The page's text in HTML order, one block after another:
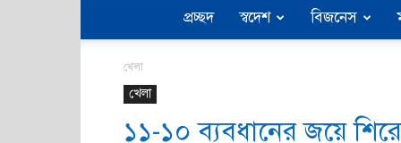
প্রচ্ছদ স্বদেশ বিজনেস
খেলা
খেলা
১১-১০ ব্যবধানের জয়ে